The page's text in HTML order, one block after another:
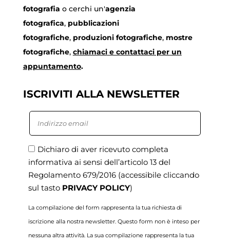
fotografia o cerchi un'agenzia
fotografica, pubblicazioni
fotografiche, produzioni fotografiche, mostre
fotografiche, chiamacie contattaci per un
appuntamento.
ISCRIVITI ALLA NEWSLETTER
Dichiaro di aver ricevuto completa
informativa ai sensi dell’articolo 13 del
Regolamento 679/2016 (accessibile cliccando
sul tasto PRIVACY POLICY)
La compilazione del form rappresenta la tua richiesta di
iscrizione alla nostra newsletter. Questo form non è inteso per
nessuna altra attività. La sua compilazione rappresenta la tua